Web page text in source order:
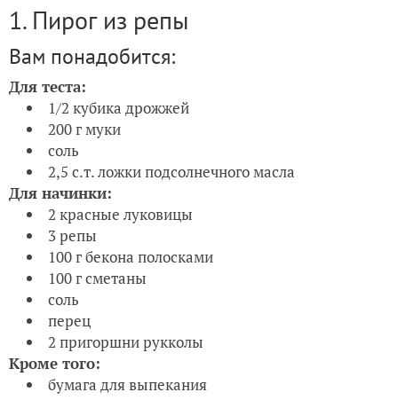
1. Пирог из репы
Вам понадобится:
Для теста:
1/2 кубика дрожжей
200 г муки
соль
2,5 с.т. ложки подсолнечного масла
Для начинки:
2 красные луковицы
3 репы
100 г бекона полосками
100 г сметаны
соль
перец
2 пригоршни рукколы
Кроме того:
бумага для выпекания